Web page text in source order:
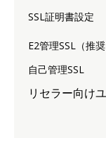
SSL証明書設定
E2管理SSL（推奨
自己管理SSL
リセラー向け